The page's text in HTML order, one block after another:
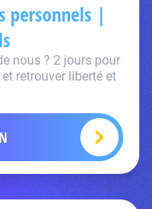
personnels |
nous ? 2 jours pour
retrouver liberté et